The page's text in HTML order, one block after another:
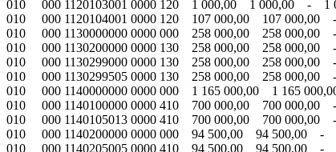
010 000 1120103001 0000 120 1 000,00 1 000,00
010 000 1120104001 0000 120 107 000,00 107
010 000 1130000000 0000 000 258 000,00 258
010 000 1130200000 0000 130 258 000,00 258
010 000 1130299000 0000 130 258 000,00 258
010 000 1130299505 0000 130 258 000,00 258
010 000 1140000000 0000 000 1 165 000,00 1 165
010 000 1140100000 0000 410 700 000,00 700
010 000 1140105013 0000 410 700 000,00 700
010 000 1140200000 0000 000 94 500,00 94
010 000 1140205005 0000 410 94 500,00 94